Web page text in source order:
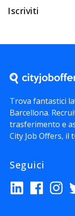
Iscriviti
Trova fantastici
Barcellona.
trasferimento e
City Job Offers, il
Seguici